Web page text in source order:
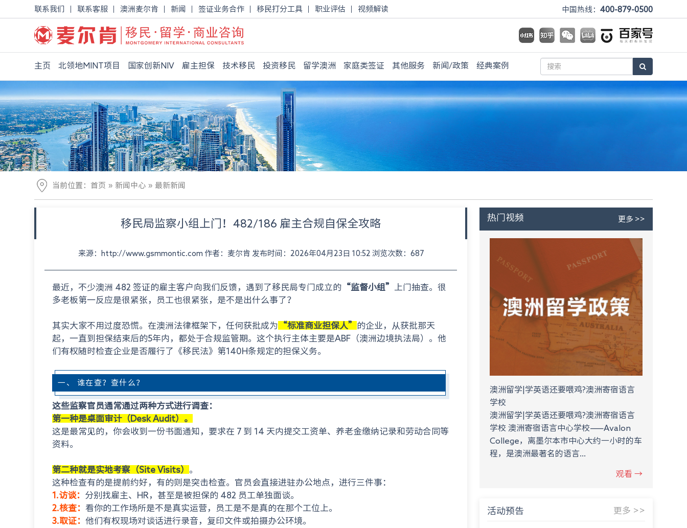
联系我们 联系客服 澳洲麦尔肯 新闻 签证业务合作 移民打分工具 职业评估 视频解读 中国热线： 400-879-0500
主页 北领地MINT项目 国家创新NIV 雇主担保 技术移民 投资移民 留学澳洲 家庭类签证 其他服务 新闻/政策 经典案例
当前位置： 首页 » 新闻中心 » 最新新闻
移民局监察小组上门！482/186 雇主合规自保全攻略
来源：http://www.gsmmontic.com 作者：麦尔肯 发布时间：2026年04月23日 10:52 浏览次数：687
最近，不少澳洲 482 签证的雇主客户向我们反馈，遇到了移民局专门成立的 “监督小组”
上门抽查。很
多老板第一反应是很紧张，员工也很紧张，是不是出什么事了？
其实大家不用过度恐慌。在澳洲法律框架下，任何获批成为 “标准商业担保人” 的企业，从获批那天
起，一直到担保结束后的5年内，都处于合规监管期。这个执行主体主要是ABF（澳洲边境执法局）。他
们有权随时检查企业是否履行了《移民法》第140H条规定的担保义务。
一、 谁在查？查什么？
这些监察官员通常通过两种方式进行调查：
第一种是桌面审计（Desk Audit）。
这是最常见的，你会收到一份书面通知，要求在 7 到 14 天内提交工资单、养老金缴纳记录和劳动合同等
资料。
第二种就是实地考察（Site Visits） 。
这种检查有的是提前约好，有的则是突击检查。官员会直接进驻办公地点，进行三件事：
1.访谈： 分别找雇主、HR，甚至是被担保的 482 员工单独面谈。
2.核查： 看你的工作场所是不是真实运营，员工是不是真的在那个工位上。
3.取证： 他们有权现场对谈话进行录音，复印文件或拍摄办公环境。
热门视频 更多 >>
澳洲留学|学英语还要喂鸡?澳洲寄宿语言
学校
澳洲留学|学英语还要喂鸡?澳洲寄宿语言
学校 澳洲寄宿语言中心学校——Avalon
College，离墨尔本市中心大约一小时的车
程，是澳洲最著名的语言...
观看 →
活动预告 更多 >>